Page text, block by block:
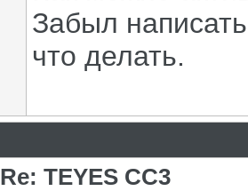
Забыл
что делать.
Re: TEYES CC3